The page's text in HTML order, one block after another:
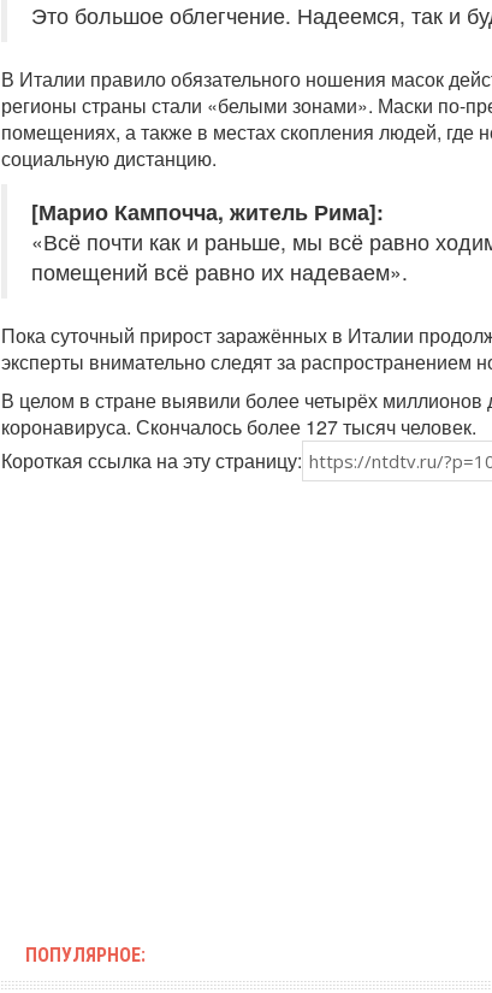
Это большое облегчение. Надеемся, так и
В Италии правило обязательного ношения масок
регионы страны стали «белыми зонами». Маски по-
помещениях, а также в местах скопления людей, где
социальную дистанцию.
[Марио Кампочча, житель Рима]:
«Всё почти как и раньше, мы всё равно
помещений всё равно их надеваем».
Пока суточный прирост заражённых в Италии
эксперты внимательно следят за распространением
В целом в стране выявили более четырёх миллионов
коронавируса. Скончалось более 127 тысяч человек.
Короткая ссылка на эту страницу:
ПОПУЛЯРНОЕ: